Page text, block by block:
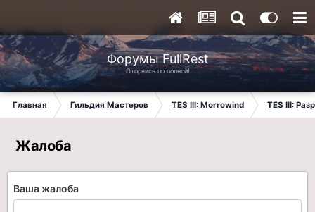
Форумы FullRest
Оторвись по полной!
Главная Гильдия Мастеров TES III: Morrowind TES III:
Жалоба
Ваша жалоба